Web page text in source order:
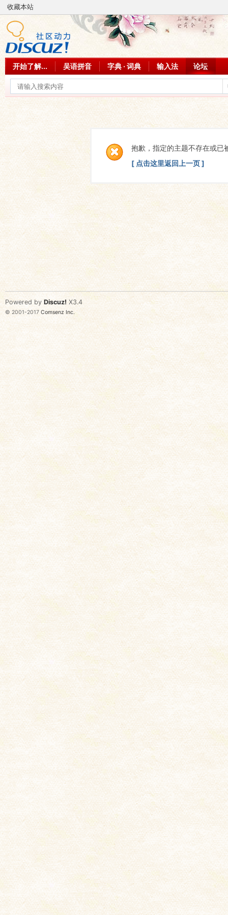
收藏本站
开始了解... 吴语拼音 字典 · 词典 输入法 论坛
抱歉，指定的主题不存在或已
[ 点击这里返回上一页 ]
Powered by Discuz! X3.4
© 2001-2017 Comsenz Inc.